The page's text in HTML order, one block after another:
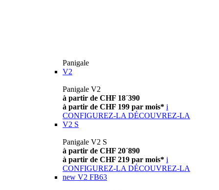
Panigale
V2
Panigale V2
à partir de CHF 18´390
à partir de CHF 199 par mois* i
CONFIGUREZ-LA DÉCOUVREZ-LA
V2 S
Panigale V2 S
à partir de CHF 20´890
à partir de CHF 219 par mois* i
CONFIGUREZ-LA DÉCOUVREZ-LA
new V2 FB63